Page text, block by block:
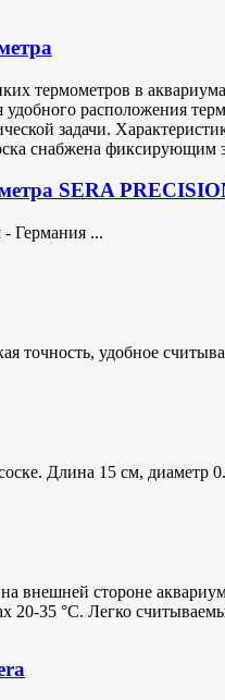
термометров в
расположения
задачи.
снабжена фиксирующим
SERA
- Германия ...
точность, удобное
Длина 15 см, диаметр
внешней стороне
20-35 °С. Легко